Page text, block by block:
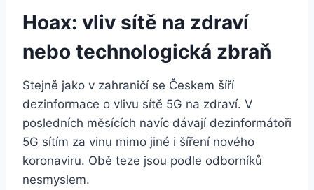
Hoax: vliv sítě na zdraví
nebo technologická zbraň
Stejně jako v zahraničí se Českem šíří
dezinformace o vlivu sítě 5G na zdraví. V
posledních měsících navíc dávají dezinformátoři
5G sítím za vinu mimo jiné i šíření nového
koronaviru. Obě teze jsou podle odborníků
nesmyslem.